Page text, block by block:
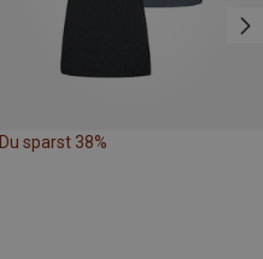
Du sparst 38%